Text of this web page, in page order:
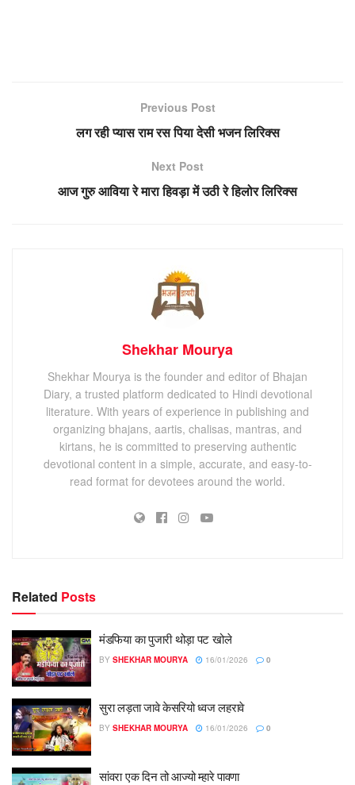
Previous Post
लग रही प्यास राम रस पिया देसी भजन लिरिक्स
Next Post
आज गुरु आविया रे मारा हिवड़ा में उठी रे हिलोर लिरिक्स
Shekhar Mourya
Shekhar Mourya is the founder and editor of Bhajan
Diary, a trusted platform dedicated to Hindi devotional
literature. With years of experience in publishing and
organizing bhajans, aartis, chalisas, mantras, and
kirtans, he is committed to preserving authentic
devotional content in a simple, accurate, and easy-to-
read format for devotees around the world.
Related Posts
मंडफिया का पुजारी थोड़ा पट खोले
BY SHEKHAR MOURYA 16/01/2026 0
सुरा लड़ता जावे केसरियो ध्वज लहरावे
BY SHEKHAR MOURYA 16/01/2026 0
सांवरा एक दिन तो आज्यो म्हारे पावणा